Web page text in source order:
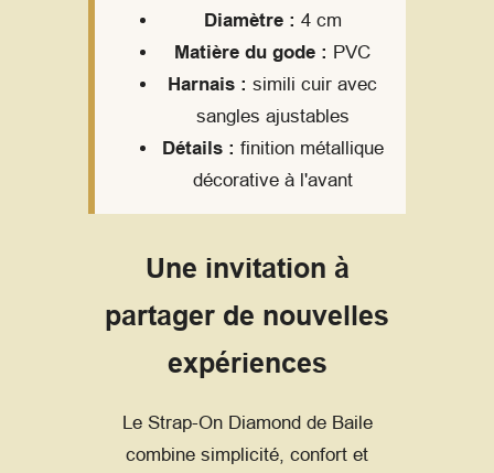
Diamètre : 4 cm
Matière du gode : PVC
Harnais : simili cuir avec
sangles ajustables
Détails : finition métallique
décorative à l'avant
Une invitation à
partager de nouvelles
expériences
Le Strap-On Diamond de Baile
combine simplicité, confort et